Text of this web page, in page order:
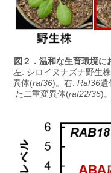
図２．温和な生育環境に
左: シロイヌナズナ野生
異体(raf36)。右: Raf36遺
た二重変異体(raf22/36)